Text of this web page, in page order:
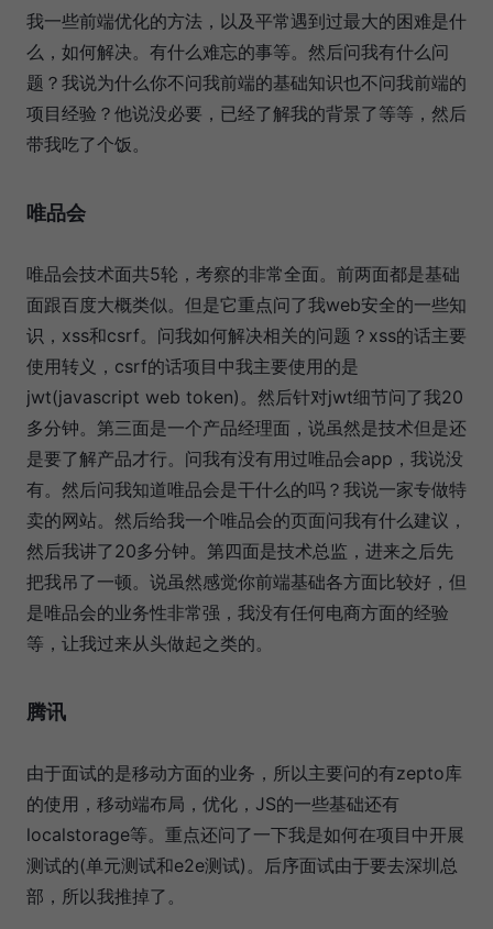
我一些前端优化的方法，以及平常遇到过最大的困难是什
么，如何解决。有什么难忘的事等。然后问我有什么问
题？我说为什么你不问我前端的基础知识也不问我前端的
项目经验？他说没必要，已经了解我的背景了等等，然后
带我吃了个饭。
唯品会
唯品会技术面共5轮，考察的非常全面。前两面都是基础
面跟百度大概类似。但是它重点问了我web安全的一些知
识，xss和csrf。问我如何解决相关的问题？xss的话主要
使用转义，csrf的话项目中我主要使用的是
jwt(javascript web token)。然后针对jwt细节问了我20
多分钟。第三面是一个产品经理面，说虽然是技术但是还
是要了解产品才行。问我有没有用过唯品会app，我说没
有。然后问我知道唯品会是干什么的吗？我说一家专做特
卖的网站。然后给我一个唯品会的页面问我有什么建议，
然后我讲了20多分钟。第四面是技术总监，进来之后先
把我吊了一顿。说虽然感觉你前端基础各方面比较好，但
是唯品会的业务性非常强，我没有任何电商方面的经验
等，让我过来从头做起之类的。
腾讯
由于面试的是移动方面的业务，所以主要问的有zepto库
的使用，移动端布局，优化，JS的一些基础还有
localstorage等。重点还问了一下我是如何在项目中开展
测试的(单元测试和e2e测试)。后序面试由于要去深圳总
部，所以我推掉了。